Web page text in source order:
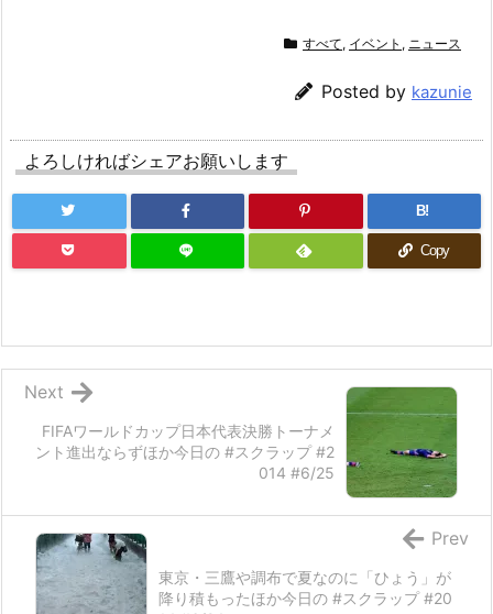
すべて, イベント , ニュース
Posted by kazunie
よろしければシェアお願いします
B!
Copy
FIFAワールドカップ日本代表決勝トーナメ
ント進出ならずほか今日の #スクラップ #2
014 #6/25
Next
東京・三鷹や調布で夏なのに「ひょう」が
降り積もったほか今日の #スクラップ #20
Prev